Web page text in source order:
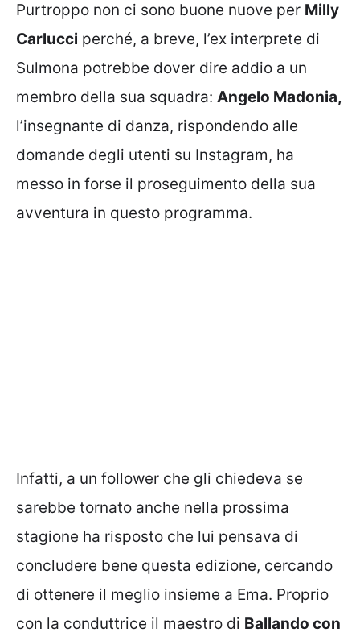
Purtroppo non ci sono buone nuove per Milly
Carlucci perché, a breve, l’ex interprete di
Sulmona potrebbe dover dire addio a un
membro della sua squadra: Angelo Madonia,
l’insegnante di danza, rispondendo alle
domande degli utenti su Instagram, ha
messo in forse il proseguimento della sua
avventura in questo programma.
Infatti, a un follower che gli chiedeva se
sarebbe tornato anche nella prossima
stagione ha risposto che lui pensava di
concludere bene questa edizione, cercando
di ottenere il meglio insieme a Ema. Proprio
con la conduttrice il maestro di Ballando con